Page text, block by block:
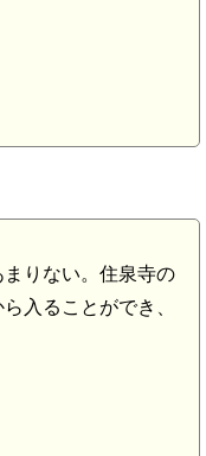
りない。住泉寺の
入ることができ、